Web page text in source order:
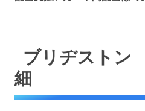
ブリヂストン
細